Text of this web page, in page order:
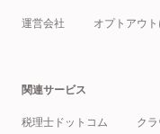
運営会社 オプトアウ
関連サービス
税理士ドットコム ク